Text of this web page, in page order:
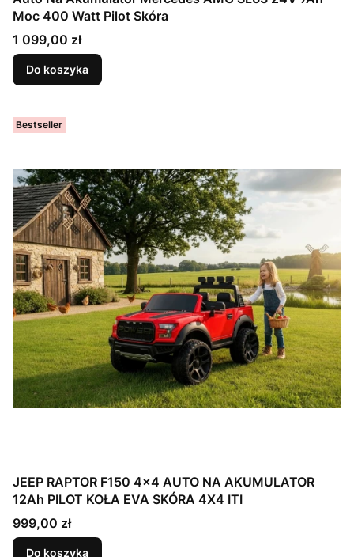
Moc 400 Watt Pilot Skóra
Cena
1 099,00 zł
Do koszyka
Bestseller
JEEP RAPTOR F150 4x4 AUTO NA AKUMULATOR
12Ah PILOT KOŁA EVA SKÓRA 4X4 ITI
Cena
999,00 zł
Do koszyka